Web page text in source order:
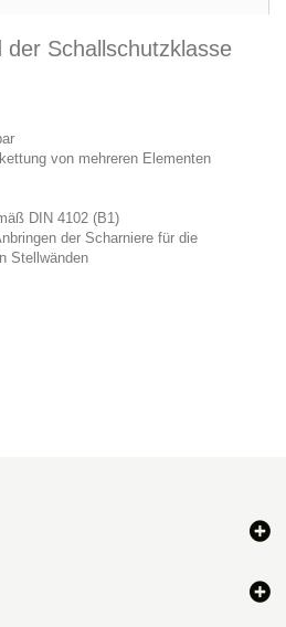
der Schallschutzklasse
von mehreren Elementen
DIN 4102 (B1)
der Scharniere für die
Stellwänden